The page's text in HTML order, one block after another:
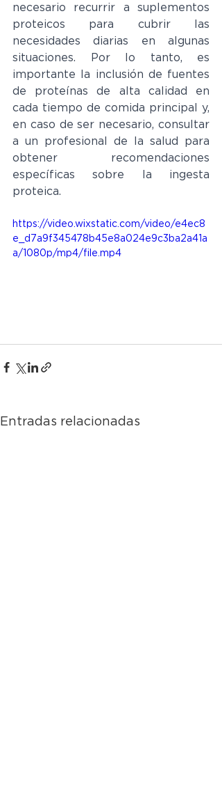
necesario recurrir a suplementos
proteicos para cubrir las
necesidades diarias en algunas
situaciones. Por lo tanto, es
importante la inclusión de fuentes
de proteínas de alta calidad en
cada tiempo de comida principal y,
en caso de ser necesario, consultar
a un profesional de la salud para
obtener recomendaciones
específicas sobre la ingesta
proteica.
https://video.wixstatic.com/video/e4ec8
e_d7a9f345478b45e8a024e9c3ba2a41a
a/1080p/mp4/file.mp4
Entradas relacionadas